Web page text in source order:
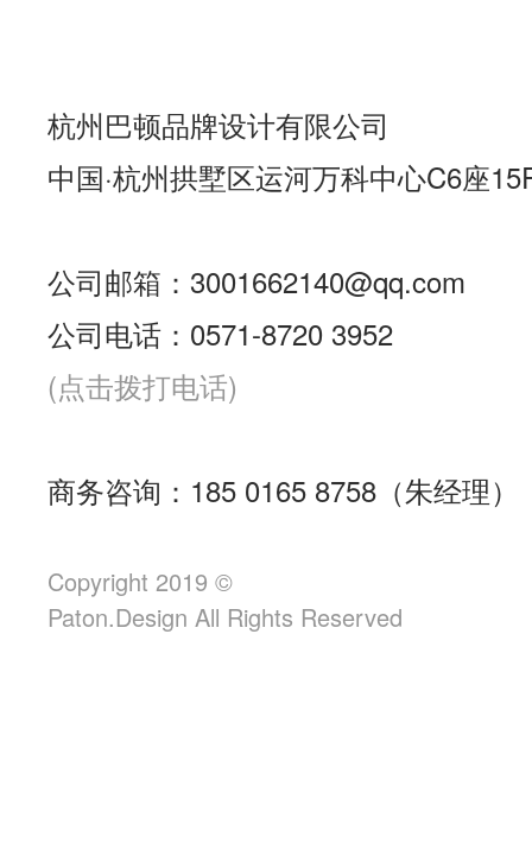
杭州巴顿品牌设计有限公司
中国·杭州拱墅区运河万科中心C6座
公司邮箱：3001662140@qq.com
公司电话：0571-8720 3952
(点击拨打电话)
商务咨询：185 0165 8758（朱经理）
Copyright 2019 ©
Paton.Design All Rights Reserved